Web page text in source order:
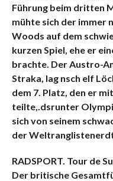
Führung beim dritten
mühte sich der immer
Woods auf dem
kurzen Spiel, ehe er
brachte. Der Austro-
Straka, lag nsch elf
dem 7. Platz, den er
teilte,.dsrunter
sich von seinem
der
RADSPORT. Tour de
Der britische